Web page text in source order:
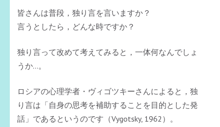
皆さんは普段，独り言を言いますか？
言うとしたら，どんな時ですか？
独り言って改めて考えてみると，一体何なんでしょ
うか…。
ロシアの心理学者・ヴィゴツキーさんによると，独
り言は「自身の思考を補助することを目的とした発
話」であるというのです（Vygotsky, 1962）。